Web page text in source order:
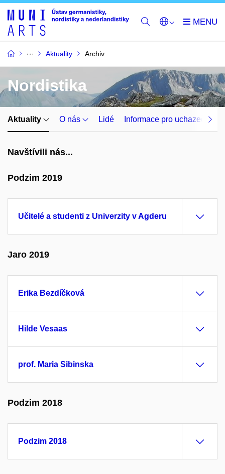
Aktuality Archiv
Nordistika
Aktuality O nás Lidé Informace pro uchazeče
Navštívili nás...
Podzim 2019
Učitelé a studenti z Univerzity v Agderu
Jaro 2019
Erika Bezdíčková
Hilde Vesaas
prof. Maria Sibinska
Podzim 2018
Podzim 2018